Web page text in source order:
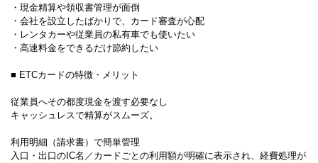
・現金精算や領収書管理が面倒
・会社を設立したばかりで、カード審査が心配
・レンタカーや従業員の私有車でも使いたい
・高速料金をできるだけ節約したい
■ ETCカードの特徴・メリット
従業員へその都度現金を渡す必要なし
キャッシュレスで精算がスムーズ。
利用明細（請求書）で簡単管理
入口・出口のIC名／カードごとの利用額が明確に表示され、経費処理が